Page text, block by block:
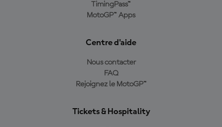
TimingPass™
MotoGP™ Apps
Centre d'aide
Nous contacter
FAQ
Rejoignez le MotoGP™
Tickets & Hospitality